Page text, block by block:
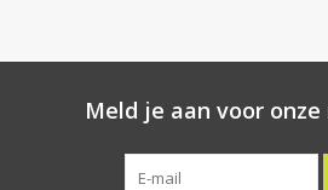
Meld je aan voor